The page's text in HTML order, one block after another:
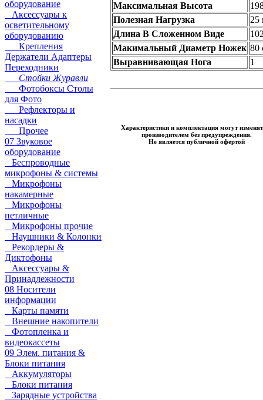
оборудование
Аксессуары к
осветительному
оборудованию
Крепления
Держатели Адаптеры
Переходники
Стойки Журавли
Фотобоксы Столы
для Фото
Рефлекторы и
насадки
Прочее
07 Звуковое
оборудование
Беспроводные
микрофоны & системы
Микрофоны
накамерные
Микрофоны
петличные
Микрофоны прочие
Наушники & Колонки
Рекордеры &
Диктофоны
Аксессуары &
Принадлежности
08 Носители
информации
Карты памяти
Внешние накопители
Фотопленка и
видеокассеты
09 Элем. питания &
Блоки питания
Аккумуляторы
Блоки питания
Зарядные устройства
Максимальная Высота
Полезная Нагрузка
25
Длина В Сложенном Виде
Макимальный Диаметр Ножек 80
Выравнивающая Нога
1
Характеристики и комплектация могут
производителем без предупреждения.
Не является публичной офертой